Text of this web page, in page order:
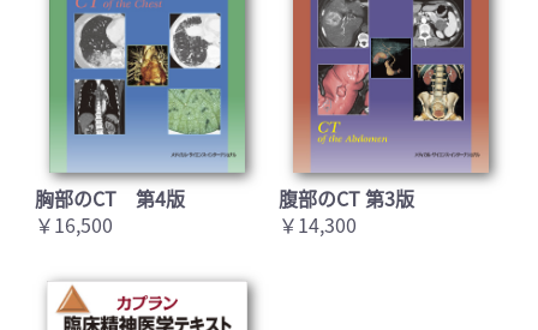
胸部のCT 第4版
￥16,500
腹部のCT 第3版
￥14,300